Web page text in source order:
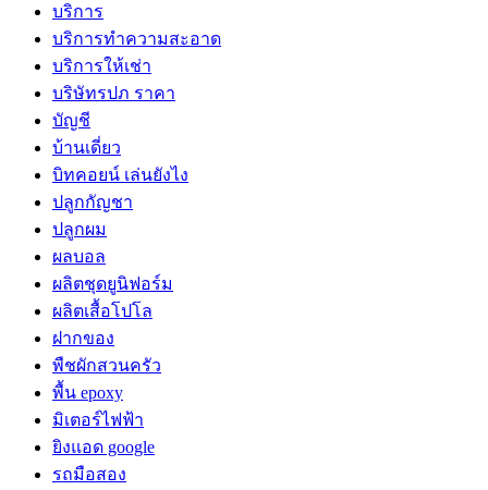
บริการ
บริการทำความสะอาด
บริการให้เช่า
บริษัทรปภ ราคา
บัญชี
บ้านเดี่ยว
บิทคอยน์ เล่นยังไง
ปลูกกัญชา
ปลูกผม
ผลบอล
ผลิตชุดยูนิฟอร์ม
ผลิตเสื้อโปโล
ฝากของ
พืชผักสวนครัว
พื้น epoxy
มิเตอร์ไฟฟ้า
ยิงแอด google
รถมือสอง